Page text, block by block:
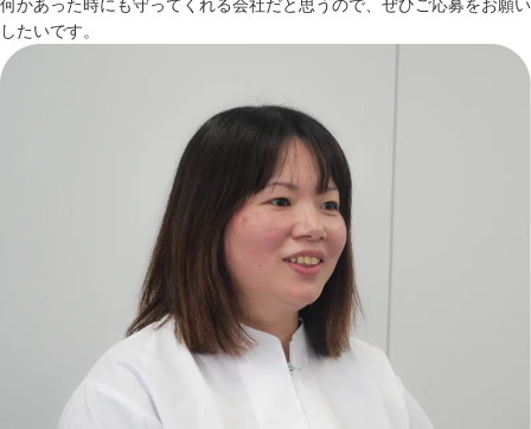
何かあった時にも守ってくれる会社だと思うので、ぜひご応募をお願い
したいです。